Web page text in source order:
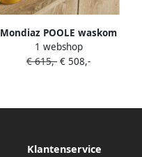
Mondiaz POOLE waskom
30x18x8cm ovaal opbouw
Solid Surface smoke | talc
1 webshop
€ 615,- € 508,-
Klantenservice